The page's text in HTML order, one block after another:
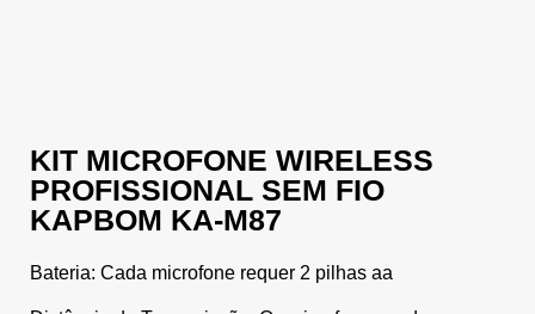
KIT MICROFONE WIRELESS
PROFISSIONAL SEM FIO
KAPBOM KA-M87
Bateria: Cada microfone requer 2 pilhas aa